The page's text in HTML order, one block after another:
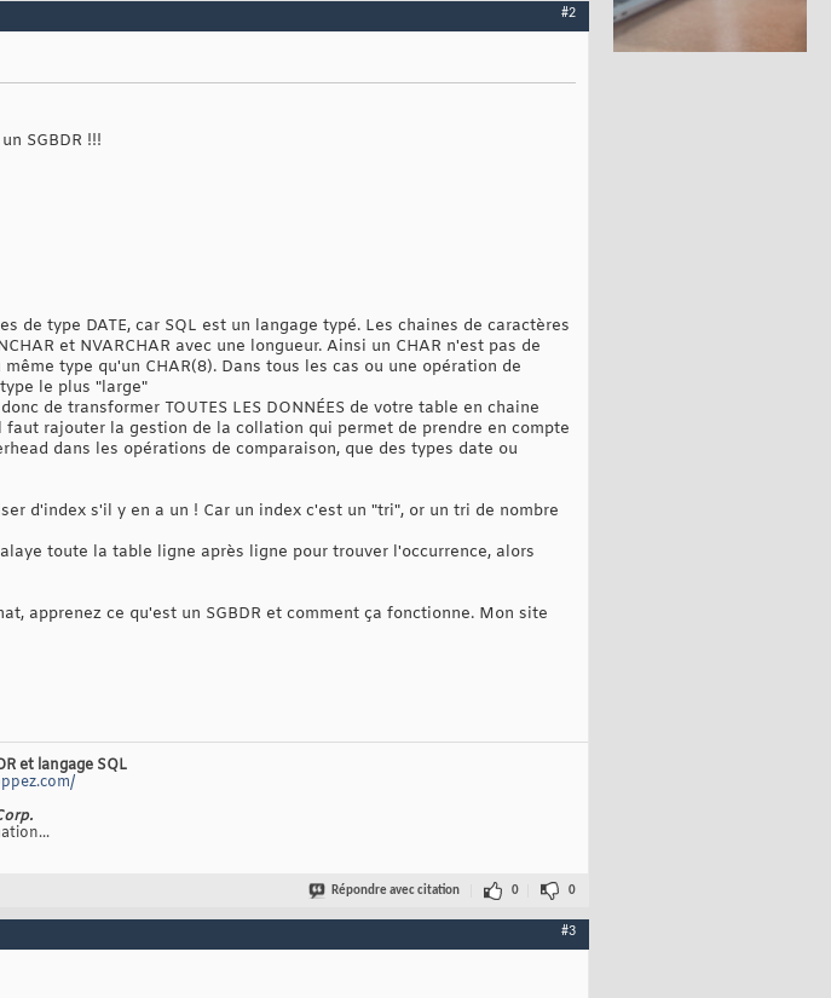
#2
SGBDR !!!
de type DATE, car SQL est un langage typé. Les chaines de caractères
et NVARCHAR avec une longueur. Ainsi un CHAR n'est pas de
type qu'un CHAR(8). Dans tous les cas ou une opération de
le plus "large"
de transformer TOUTES LES DONNÉES de votre table en chaine
rajouter la gestion de la collation qui permet de prendre en compte
dans les opérations de comparaison, que des types date ou
d'index s'il y en a un ! Car un index c'est un "tri", or un tri de nombre
toute la table ligne après ligne pour trouver l'occurrence, alors
apprenez ce qu'est un SGBDR et comment ça fonctionne. Mon site
et langage SQL
Répondre avec citation 0 0
#3